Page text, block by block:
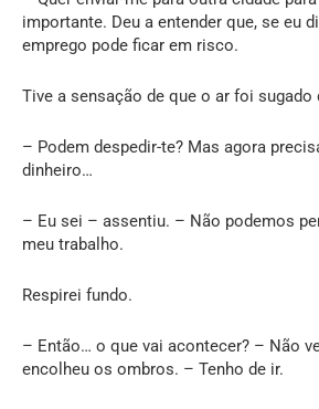
importante. Deu a entender que, se eu
emprego pode ficar em risco.
Tive a sensação de que o ar foi sugado
– Podem despedir-te? Mas agora
dinheiro…
– Eu sei – assentiu. – Não podemos
meu trabalho.
Respirei fundo.
– Então… o que vai acontecer? – Não
encolheu os ombros. – Tenho de ir.